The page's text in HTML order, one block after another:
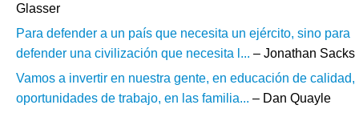
Glasser
Para defender a un país que necesita un ejército, sino para
defender una civilización que necesita l... – Jonathan Sacks
Vamos a invertir en nuestra gente, en educación de calidad,
oportunidades de trabajo, en las familia... – Dan Quayle